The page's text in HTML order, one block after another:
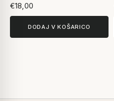
€18,00
DODAJ V KOŠARICO